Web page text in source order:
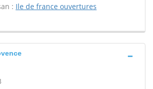
: Ile de france ouvertures